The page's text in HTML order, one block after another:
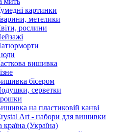
картинки
метелики
рослини
вишивка
бісером
серветки
на пластиковій канві
Art - набори для вишивки
країна (Україна)